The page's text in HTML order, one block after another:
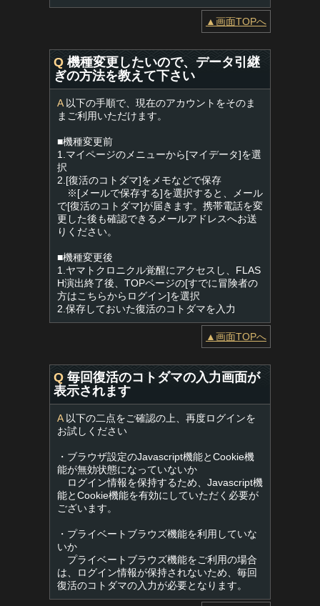
▲画面TOPへ
Q 機種変更したいので、データ引継
ぎの方法を教えて下さい
A以下の手順で、現在のアカウントをそのま
まご利用いただけます。
■機種変更前
1.マイページのメニューから[マイデータ]を選
択
2.[復活のコトダマ]をメモなどで保存
※[メールで保存する]を選択すると、メール
で[復活のコトダマ]が届きます。携帯電話を変
更した後も確認できるメールアドレスへお送
りください。
■機種変更後
1.ヤマトクロニクル覚醒にアクセスし、FLAS
H演出終了後、TOPページの[すでに冒険者の
方はこちらからログイン]を選択
2.保存しておいた復活のコトダマを入力
▲画面TOPへ
Q 毎回復活のコトダマの入力画面が
表示されます
A以下の二点をご確認の上、再度ログインを
お試しください
・ブラウザ設定のJavascript機能とCookie機
能が無効状態になっていないか
ログイン情報を保持するため、Javascript機
能とCookie機能を有効にしていただく必要が
ございます。
・プライベートブラウズ機能を利用していな
いか
プライベートブラウズ機能をご利用の場合
は、ログイン情報が保持されないため、毎回
復活のコトダマの入力が必要となります。